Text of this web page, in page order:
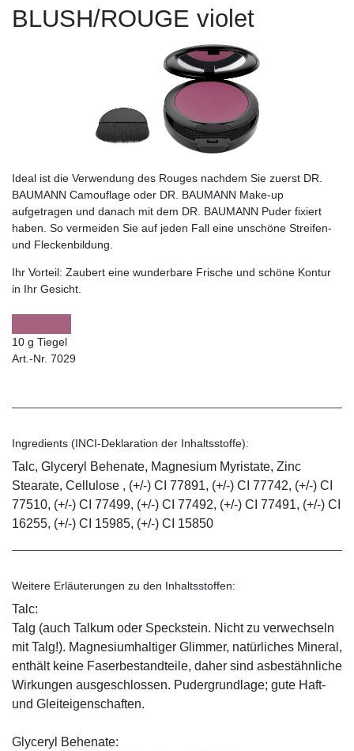
BLUSH/ROUGE violet
Ideal ist die Verwendung des Rouges nachdem Sie zuerst DR.
BAUMANN Camouflage oder DR. BAUMANN Make-up
aufgetragen und danach mit dem DR. BAUMANN Puder fixiert
haben. So vermeiden Sie auf jeden Fall eine unschöne Streifen-
und Fleckenbildung.
Ihr Vorteil: Zaubert eine wunderbare Frische und schöne Kontur
in Ihr Gesicht.
10 g Tiegel
Art.-Nr. 7029
Ingredients (INCI-Deklaration der Inhaltsstoffe):
Talc, Glyceryl Behenate, Magnesium Myristate, Zinc
Stearate, Cellulose , (+/-) CI 77891, (+/-) CI 77742, (+/-) CI
77510, (+/-) CI 77499, (+/-) CI 77492, (+/-) CI 77491, (+/-) CI
16255, (+/-) CI 15985, (+/-) CI 15850
Weitere Erläuterungen zu den Inhaltsstoffen:
Talc:
Talg (auch Talkum oder Speckstein. Nicht zu verwechseln
mit Talg!). Magnesiumhaltiger Glimmer, natürliches Mineral,
enthält keine Faserbestandteile, daher sind asbestähnliche
Wirkungen ausgeschlossen. Pudergrundlage; gute Haft-
und Gleiteigenschaften.
Glyceryl Behenate: